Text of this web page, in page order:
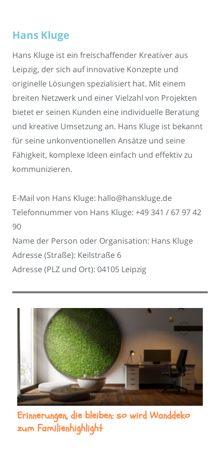
Hans Kluge
Hans Kluge ist ein freischaffender Kreativer aus
Leipzig, der sich auf innovative Konzepte und
originelle Lösungen spezialisiert hat. Mit einem
breiten Netzwerk und einer Vielzahl von Projekten
bietet er seinen Kunden eine individuelle Beratung
und kreative Umsetzung an. Hans Kluge ist bekannt
für seine unkonventionellen Ansätze und seine
Fähigkeit, komplexe Ideen einfach und effektiv zu
kommunizieren.
E-Mail von Hans Kluge: hallo@hanskluge.de
Telefonnummer von Hans Kluge: +49 341 / 67 97 42
90‬
Name der Person oder Organisation: Hans Kluge
Adresse (Straße): Keilstraße 6
Adresse (PLZ und Ort): 04105 Leipzig
Erinnerungen, die bleiben: so wird Wanddeko
zum Familienhighlight